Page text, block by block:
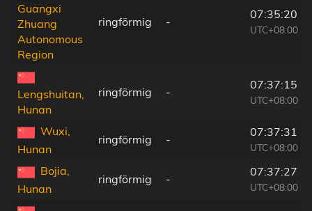
Guangxi
Zhuang
Autonomous
Region
ringförmig -
07:35:20
UTC+08:00
Lengshuitan,
Hunan
ringförmig -
07:37:15
UTC+08:00
Wuxi,
Hunan
ringförmig -
07:37:31
UTC+08:00
Bojia,
Hunan
ringförmig -
07:37:27
UTC+08:00